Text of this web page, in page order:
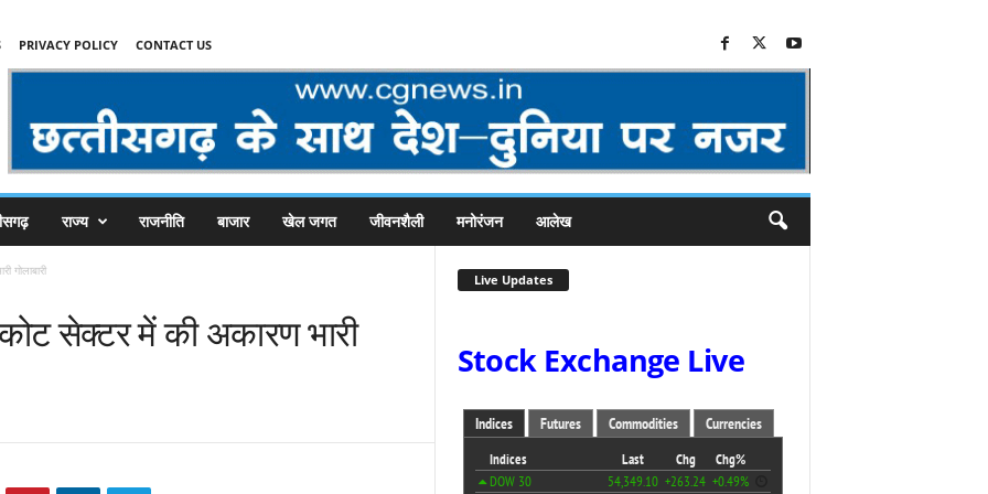
PRIVACY POLICY CONTACT US
राज्य राजनीति बाजार खेल जगत जीवनशैली मनोरंजन आलेख
गोलाबारी
सेक्टर में की अकारण भारी
Live Updates
Stock Exchange Live